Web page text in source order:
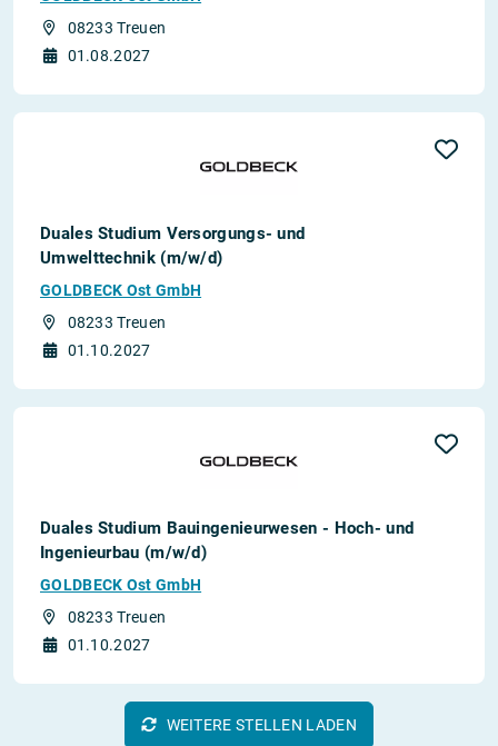
08233 Treuen
01.08.2027
Duales Studium Versorgungs- und
Umwelttechnik (m/w/d)
GOLDBECK Ost GmbH
08233 Treuen
01.10.2027
Duales Studium Bauingenieurwesen - Hoch- und
Ingenieurbau (m/w/d)
GOLDBECK Ost GmbH
08233 Treuen
01.10.2027
WEITERE STELLEN LADEN